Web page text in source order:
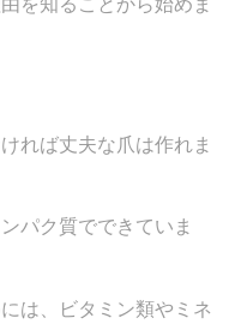
を知ることから始めま
れば丈夫な爪は作れま
パク質でできていま
は、ビタミン類やミネ